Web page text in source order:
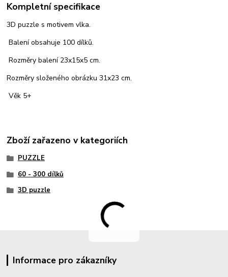
Kompletní specifikace
3D puzzle s motivem vlka.
Balení obsahuje 100 dílků.
Rozměry balení 23x15x5 cm.
Rozměry složeného obrázku 31x23 cm.
Věk 5+
Zboží zařazeno v kategoriích
PUZZLE
60 - 300 dílků
3D puzzle
Informace pro zákazníky